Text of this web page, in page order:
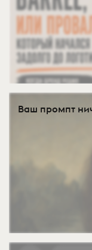
Ваш промпт